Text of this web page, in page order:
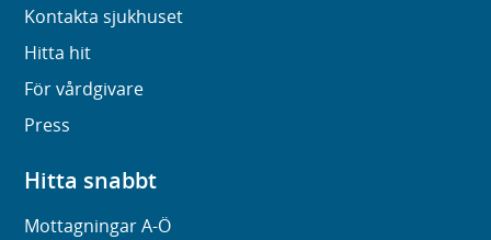
Kontakta sjukhuset
Hitta hit
För vårdgivare
Press
Hitta snabbt
Mottagningar A-Ö